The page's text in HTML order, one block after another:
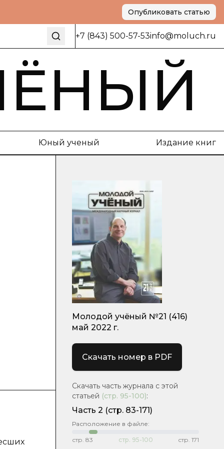
Опубликовать статью
+7 (843) 500-57-53info@moluch.ru
Юный ученый Издание книг
Молодой учёный №21 (416)
май 2022 г.
Скачать номер в PDF
Скачать часть журнала с этой
статьей (стр. 95-100):
Часть 2 (стр. 83-171)
Расположение в файле:
стр. 83 стр. 95-100 стр. 171